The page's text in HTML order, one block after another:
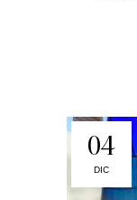
04
DIC